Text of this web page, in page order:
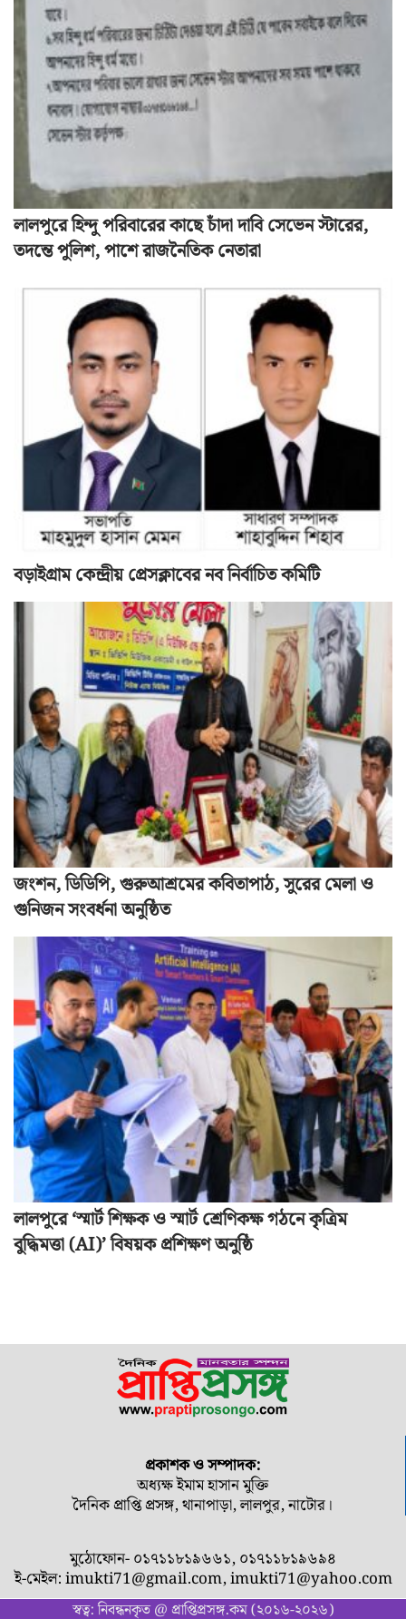
লালপুরে হিন্দু পরিবারের কাছে চাঁদা দাবি সেভেন স্টারের,
তদন্তে পুলিশ, পাশে রাজনৈতিক নেতারা
বড়াইগ্রাম কেন্দ্রীয় প্রেসক্লাবের নব নির্বাচিত কমিটি
জংশন, ডিডিপি, গুরুআশ্রমের কবিতাপাঠ, সুরের মেলা ও
গুনিজন সংবর্ধনা অনুষ্ঠিত
লালপুরে ‘স্মার্ট শিক্ষক ও স্মার্ট শ্রেণিকক্ষ গঠনে কৃত্রিম
বুদ্ধিমত্তা (AI)’ বিষয়ক প্রশিক্ষণ অনুষ্ঠি
প্রকাশক ও সম্পাদক:
অধ্যক্ষ ইমাম হাসান মুক্তি
দৈনিক প্রাপ্তি প্রসঙ্গ, থানাপাড়া, লালপুর, নাটোর।
মুঠোফোন- ০১৭১১৮১৯৬৬১, ০১৭১১৮১৯৬৯৪
ই-মেইল:imukti71@gmail.com,imukti71@yahoo.com
স্বত্ব: নিবন্ধনকৃত @ প্রাপ্তিপ্রসঙ্গ.কম (২০১৬-২০২৬)